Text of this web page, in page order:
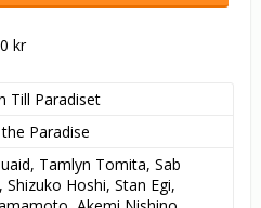
kr
Till Paradiset
Paradise
Tamlyn Tomita, Sab
Shizuko Hoshi, Stan Egi,